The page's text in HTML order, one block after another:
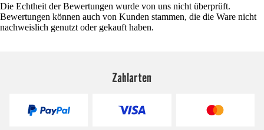
Die Echtheit der Bewertungen wurde von uns nicht überprüft.
Bewertungen können auch von Kunden stammen, die die Ware nicht
nachweislich genutzt oder gekauft haben.
Zahlarten